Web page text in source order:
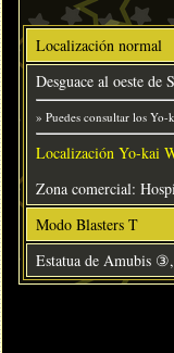
Localización normal
Desguace al oeste
» Puedes consultar los Yo-
Localización Yo-kai
Zona comercial:
Modo Blasters T
Estatua de Amubis